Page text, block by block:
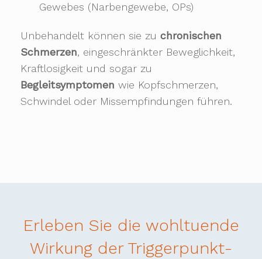
Gewebes (Narbengewebe, OPs)
Unbehandelt können sie zu chronischen
Schmerzen, eingeschränkter Beweglichkeit,
Kraftlosigkeit und sogar zu
Begleitsymptomen wie Kopfschmerzen,
Schwindel oder Missempfindungen führen.
Erleben Sie die wohltuende
Wirkung der Triggerpunkt-